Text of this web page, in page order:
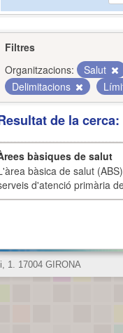
Filtres
Organitzacions:
Salut
Delimitacions
de la
bàsiques de salut
bàsica de salut
d'atenció primària
1. 17004 GIRONA